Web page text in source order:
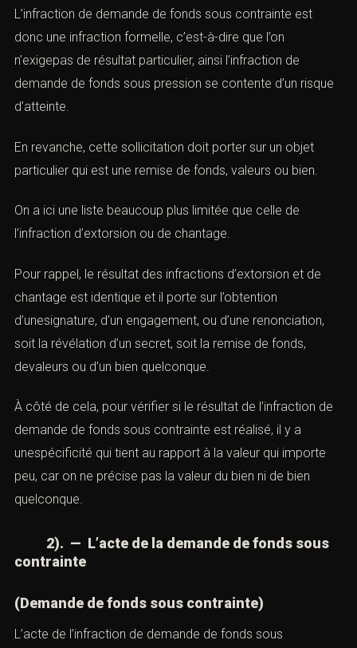
L’infraction de demande de fonds sous contrainte est
donc une infraction formelle, c’est-à-dire que l’on
n’exigepas de résultat particulier, ainsi l’infraction de
demande de fonds sous pression se contente d’un risque
d’atteinte.
En revanche, cette sollicitation doit porter sur un objet
particulier qui est une remise de fonds, valeurs ou bien.
On a ici une liste beaucoup plus limitée que celle de
l’infraction d’extorsion ou de chantage.
Pour rappel, le résultat des infractions d’extorsion et de
chantage est identique et il porte sur l’obtention
d’unesignature, d’un engagement, ou d’une renonciation,
soit la révélation d’un secret, soit la remise de fonds,
devaleurs ou d’un bien quelconque.
À côté de cela, pour vérifier si le résultat de l’infraction de
demande de fonds sous contrainte est réalisé, il y a
unespécificité qui tient au rapport à la valeur qui importe
peu, car on ne précise pas la valeur du bien ni de bien
quelconque.
2). — L’acte de la demande de fonds sous
contrainte
(Demande de fonds sous contrainte)
L’acte de l’infraction de demande de fonds sous